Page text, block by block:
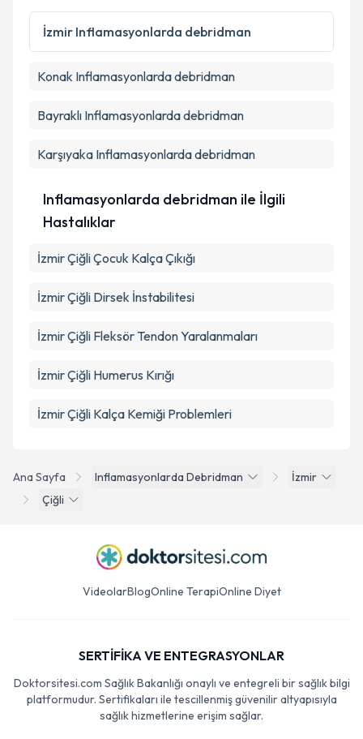
Kişisel verilerimin işlenmesine ilişkin
Metni'ni okudum ve kişisel verilerimin belirtilen
Takvim Talebini Gönder
Ana Sayfa Inflamasyonlarda Debridman
İzmir
Çiğli
İzmir Inflamasyonlarda debridman
Konak Inflamasyonlarda debridman
Bayraklı Inflamasyonlarda debridman
Karşıyaka Inflamasyonlarda debridman
Inflamasyonlarda debridman ile İlgili
Hastalıklar
İzmir Çiğli Çocuk Kalça Çıkığı
İzmir Çiğli Dirsek İnstabilitesi
İzmir Çiğli Fleksör Tendon Yaralanmaları
İzmir Çiğli Humerus Kırığı
İzmir Çiğli Kalça Kemiği Problemleri
VideolarBlogOnline TerapiOnline Diyet
SERTİFİKA VE ENTEGRASYONLAR
Doktorsitesi.com Sağlık Bakanlığı onaylı ve entegreli bir sağlık bilgi
platformudur. Sertifikaları ile tescillenmiş güvenilir altyapısıyla
sağlık hizmetlerine erişim sağlar.